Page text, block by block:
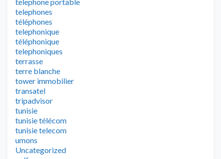
telephones
téléphones
telephonique
téléphonique
telephoniques
terrasse
terre blanche
tower immobilier
transatel
tripadvisor
tunisie
tunisie télécom
tunisie telecom
umons
Uncategorized